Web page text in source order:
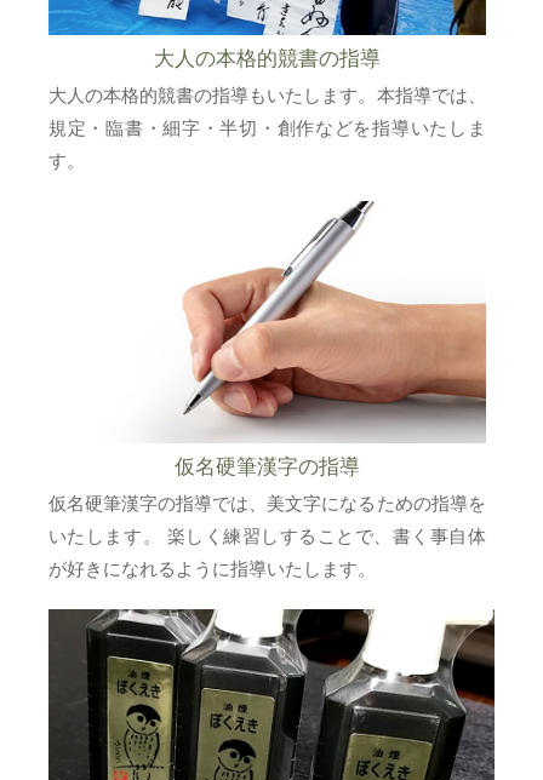
大人の本格的競書の指導
大人の本格的競書の指導もいたします。本指導では、
規定・臨書・細字・半切・創作などを指導いたしま
す。
仮名硬筆漢字の指導
仮名硬筆漢字の指導では、美文字になるための指導を
いたします。 楽しく練習しすることで、書く事自体
が好きになれるように指導いたします。